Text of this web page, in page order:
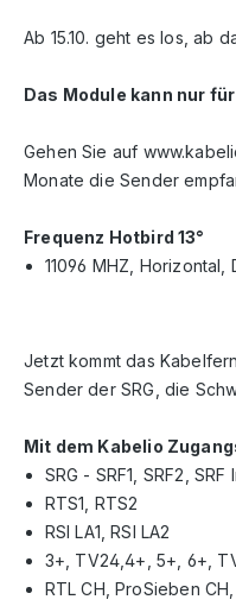
Ab 15.10. geht es los, ab
Das Module kann nur
Gehen Sie auf
Monate die Sender
Frequenz Hotbird 13°
11096 MHZ, Horizontal,
Jetzt kommt das
Sender der SRG, die
Mit dem Kabelio
SRG - SRF1, SRF2, SRF
RTS1, RTS2
RSI LA1, RSI LA2
3+, TV24,4+, 5+, 6+,
RTL CH, ProSieben